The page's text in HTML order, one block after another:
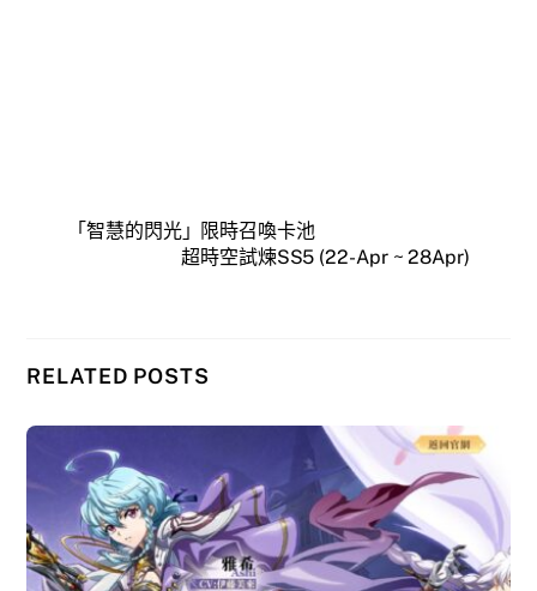
「智慧的閃光」限時召喚卡池
超時空試煉SS5 (22-Apr ~ 28Apr)
RELATED POSTS